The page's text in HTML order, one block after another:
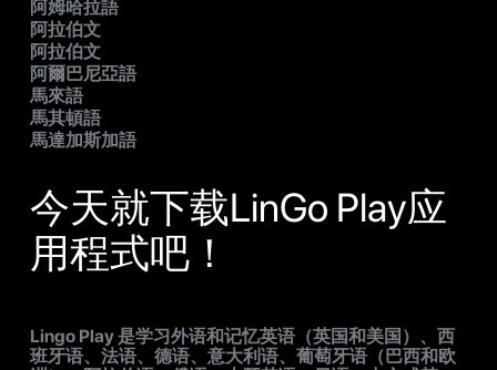
阿姆哈拉語
阿拉伯文
阿拉伯文
阿爾巴尼亞語
馬來語
馬其頓語
馬達加斯加語
今天就下载LinGo Play应
用程式吧！
Lingo Play 是学习外语和记忆英语（英国和美国）、西
班牙语、法语、德语、意大利语、葡萄牙语（巴西和欧